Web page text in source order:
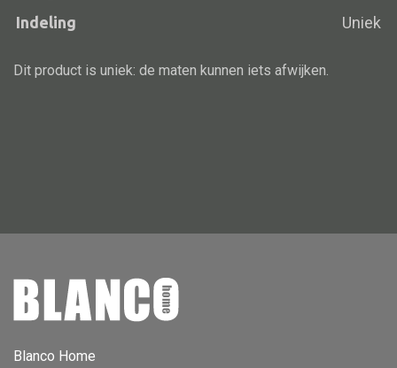
Alle lampen
Alle deco
Vaas
Indeling Uniek
Dit product is uniek: de maten kunnen iets afwijken.
Blanco Home